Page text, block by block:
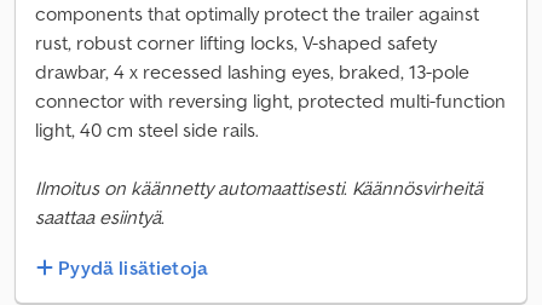
components that optimally protect the trailer against
rust, robust corner lifting locks, V-shaped safety
drawbar, 4 x recessed lashing eyes, braked, 13-pole
connector with reversing light, protected multi-function
light, 40 cm steel side rails.
Ilmoitus on käännetty automaattisesti. Käännösvirheitä
saattaa esiintyä.
Pyydä lisätietoja